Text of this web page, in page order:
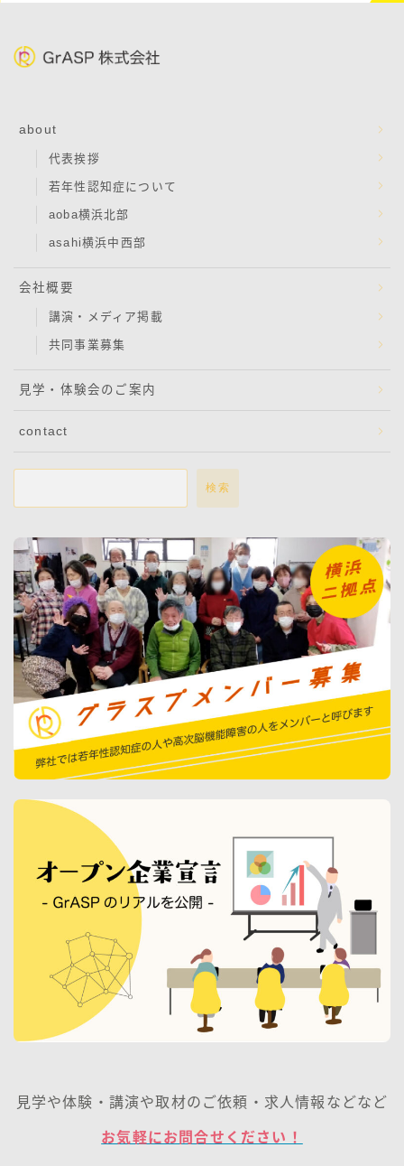
about
代表挨拶
若年性認知症について
aoba横浜北部
asahi横浜中西部
会社概要
講演・メディア掲載
共同事業募集
見学・体験会のご案内
contact
検索
見学や体験・講演や取材のご依頼・求人情報などなど
お気軽にお問合せください！